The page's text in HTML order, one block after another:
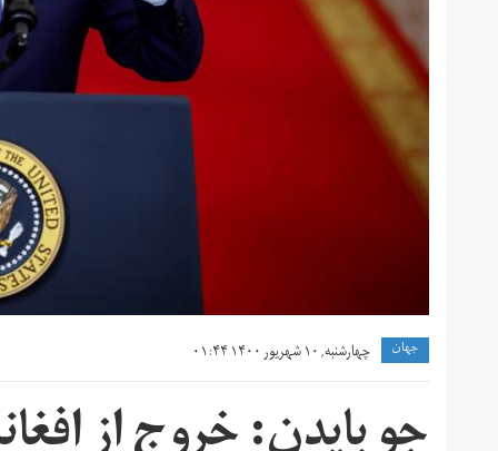
جهان چهارشنبه, ۱۰ شهریور ۱۴۰۰ ۰۱:۴۴